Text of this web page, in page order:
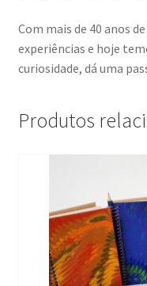
Com mais de 40 anos
experiências e hoje
curiosidade, dá uma
Produtos